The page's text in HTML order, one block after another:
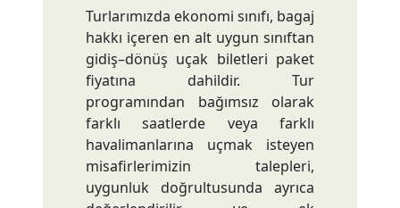
Turlarımızda ekonomi sınıfı, bagaj
hakkı içeren en alt uygun sınıftan
gidiş–dönüş uçak biletleri paket
fiyatına dahildir. Tur
programından bağımsız olarak
farklı saatlerde veya farklı
havalimanlarına uçmak isteyen
misafirlerimizin talepleri,
uygunluk doğrultusunda ayrıca